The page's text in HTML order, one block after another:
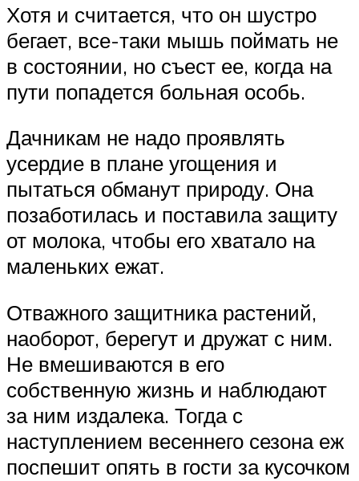
Хотя и считается, что он шустро
бегает, все-таки мышь поймать не
в состоянии, но съест ее, когда на
пути попадется больная особь.
Дачникам не надо проявлять
усердие в плане угощения и
пытаться обманут природу. Она
позаботилась и поставила защиту
от молока, чтобы его хватало на
маленьких ежат.
Отважного защитника растений,
наоборот, берегут и дружат с ним.
Не вмешиваются в его
собственную жизнь и наблюдают
за ним издалека. Тогда с
наступлением весеннего сезона еж
поспешит опять в гости за кусочком